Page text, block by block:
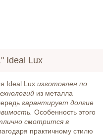
Ideal Lux
Ideal Lux изготовлен по
из металла
гарантирует долгие
Особенность этого
смотрится в
практичному стилю